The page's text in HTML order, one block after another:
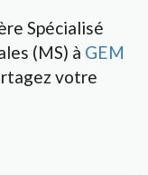
Spécialisé
(MS) à GEM
votre